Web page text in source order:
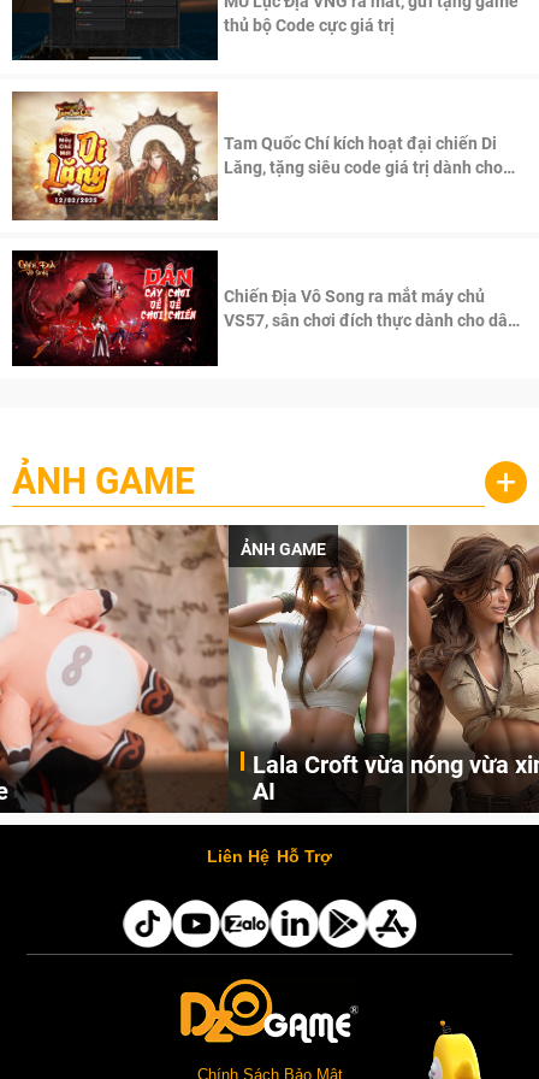
thủ bộ Code cực giá trị
Tam Quốc Chí kích hoạt đại chiến Di
Lăng, tặng siêu code giá trị dành cho
Chiến Địa Vô Song ra mắt máy chủ
VS57, sân chơi đích thực dành cho dân
ẢNH GAME +
ẢNH GAME
Lala Croft vừa nóng vừa xinh dưới nét vẽ của
AI
Cùng đến với những hình ảnh Lala Croft của Tomb Raider dưới nét vẽ của AI. Một cô nàng xinh đẹp, nóng bỏng nhưng cũng rắn rỏi và mạnh mẽ.
Liên Hệ Hỗ Trợ
Chính Sách Bảo Mật